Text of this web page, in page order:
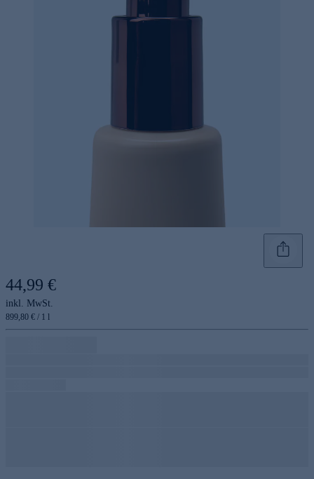
44,99 €
inkl. MwSt.
899,80 € / 1 l